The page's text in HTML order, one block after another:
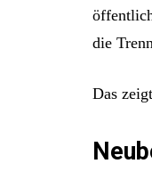
die
Das